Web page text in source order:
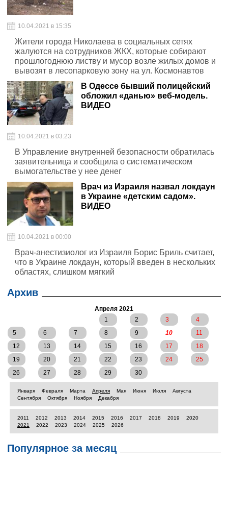
10.04.2021 в 15:35
Жители города Николаева в социальных сетях
жалуются на сотрудников ЖКХ, которые собирают
прошлогоднюю листву и мусор возле жилых домов и
вывозят в лесопарковую зону на ул. Космонавтов
В Одессе бывший полицейский
обложил «данью» веб-модель.
ВИДЕО
10.04.2021 в 03:23
В Управление внутренней безопасности обратилась
заявительница и сообщила о систематическом
вымогательстве у нее денег
Врач из Израиля назвал локдаун
в Украине «детским садом».
ВИДЕО
10.04.2021 в 00:00
Врач-анестизиолог из Израиля Борис Бриль считает,
что в Украине локдаун, который введен в нескольких
областях, слишком мягкий
Архив
Апреля 2021
1
2 3
4
5
6 7 8 9 10
11
12
13 14 15 16 17
18
19
20 21 22 23 24
25
26
27 28 29 30
Января Февраля Марта Апреля Мая Июня Июля
Августа
Сентября
Октября Ноября Декабря
2011 2012 2013 2014 2015 2016 2017 2018 2019
2020
2021
2022 2023 2024 2025 2026
Популярное за месяц